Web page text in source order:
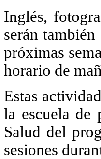
Inglés,
serán
próximas
horario de
Estas
la escuela de
Salud del
sesiones